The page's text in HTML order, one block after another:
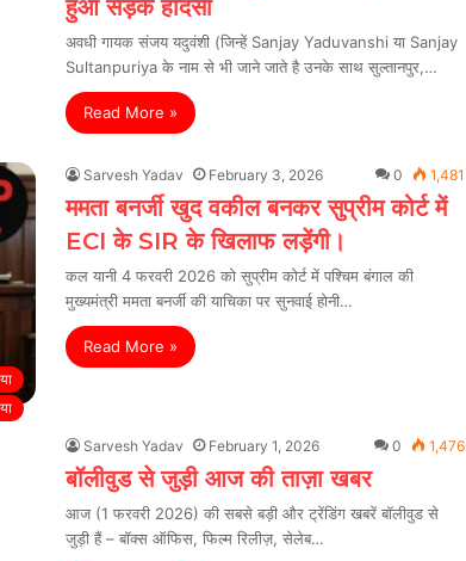
हुआ सड़क हादसा
अवधी गायक संजय यदुवंशी (जिन्हें Sanjay Yaduvanshi या Sanjay
Sultanpuriya के नाम से भी जाने जाते है उनके साथ सुल्तानपुर,…
Read More »
Sarvesh Yadav February 3, 2026 0 1,481
ममता बनर्जी खुद वकील बनकर सुप्रीम कोर्ट में
ECI के SIR के खिलाफ लड़ेंगी।
कल यानी 4 फरवरी 2026 को सुप्रीम कोर्ट में पश्चिम बंगाल की
मुख्यमंत्री ममता बनर्जी की याचिका पर सुनवाई होनी…
Read More »
Sarvesh Yadav February 1, 2026 0 1,476
बॉलीवुड से जुड़ी आज की ताज़ा खबर
आज (1 फरवरी 2026) की सबसे बड़ी और ट्रेंडिंग खबरें बॉलीवुड से
जुड़ी हैं – बॉक्स ऑफिस, फिल्म रिलीज़, सेलेब…